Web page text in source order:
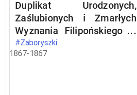
Duplikat Urodzonych,
Zaślubionych i Zmarłych
Wyznania Filipońskiego w
Gminie Zaboryszki
zamieszkałych w 1867 r.
#Zaboryszki
1867-1867